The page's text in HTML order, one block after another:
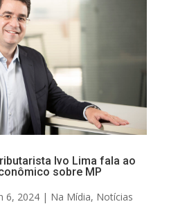
Ivo Lima fala ao
sobre MP
6, 2024| Na Mídia, Notícias